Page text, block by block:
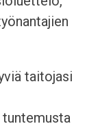
taitojasi